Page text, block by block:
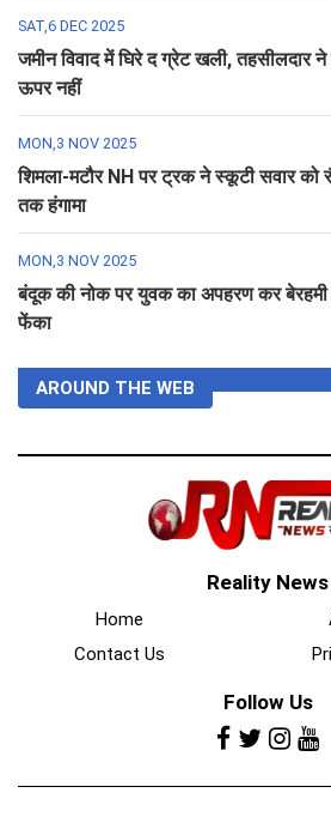
SAT,6 DEC 2025
जमीन विवाद में घिरे द ग्रेट खली, तहसीलदार
ऊपर नहीं
MON,3 NOV 2025
शिमला-मटौर NH पर ट्रक ने स्कूटी सवार को
तक हंगामा
MON,3 NOV 2025
बंदूक की नोक पर युवक का अपहरण कर बेरहमी
फेंका
AROUND THE WEB
Reality News
Home
Contact Us
Follow Us